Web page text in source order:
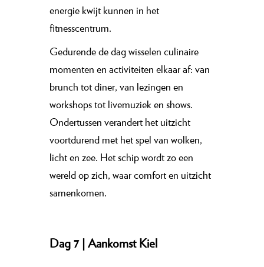
energie kwijt kunnen in het
fitnesscentrum.
Gedurende de dag wisselen culinaire
momenten en activiteiten elkaar af: van
brunch tot diner, van lezingen en
workshops tot livemuziek en shows.
Ondertussen verandert het uitzicht
voortdurend met het spel van wolken,
licht en zee. Het schip wordt zo een
wereld op zich, waar comfort en uitzicht
samenkomen.
Dag 7 | Aankomst Kiel